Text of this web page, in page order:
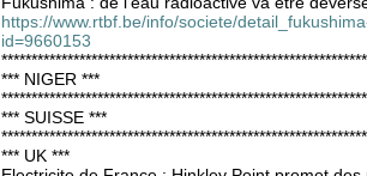
https://www.rtbf.be/info/societe/
id=9660153
*** NIGER ***
*** SUISSE ***
*** UK ***